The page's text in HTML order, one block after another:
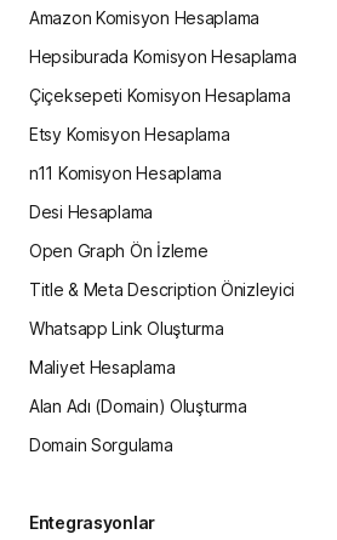
Entegrasyonlar
Amazon Komisyon Hesaplama
Hepsiburada Komisyon Hesaplama
Çiçeksepeti Komisyon Hesaplama
Etsy Komisyon Hesaplama
n11 Komisyon Hesaplama
Desi Hesaplama
Open Graph Ön İzleme
Title & Meta Description Önizleyici
Whatsapp Link Oluşturma
Maliyet Hesaplama
Alan Adı (Domain) Oluşturma
Domain Sorgulama